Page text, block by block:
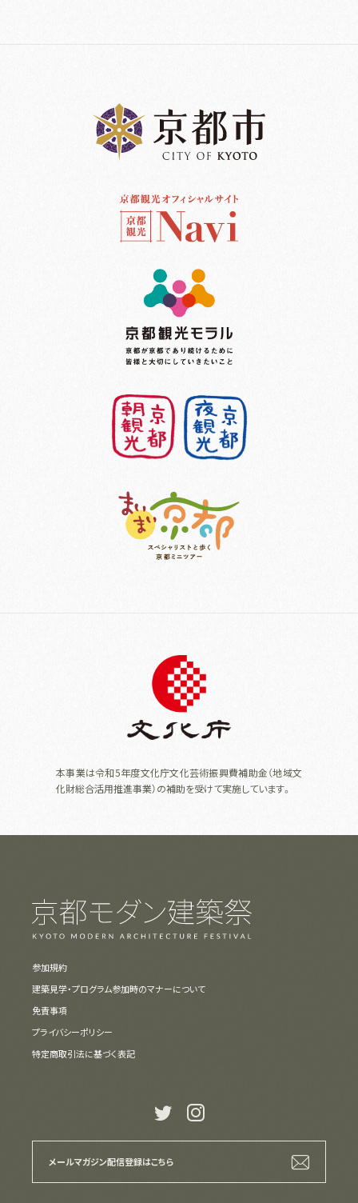
本事業は令和5年度文化庁文化芸術振興費補助金（地域文
化財総合活用推進事業）の補助を受けて実施しています。
参加規約
建築見学・プログラム参加時のマナーについて
免責事項
プライバシーポリシー
特定商取引法に基づく表記
t i
メールマガジン配信登録はこちら